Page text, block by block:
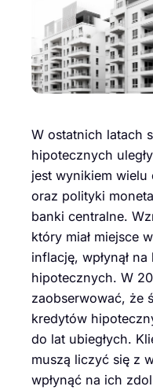
W ostatnich latach
hipotecznych
jest wynikiem
oraz polityki
banki centralne.
który miał miejsce
inflację, wpłynął
hipotecznych. W
zaobserwować, że
kredytów
do lat ubiegłych.
muszą liczyć się z
wpłynąć na ich